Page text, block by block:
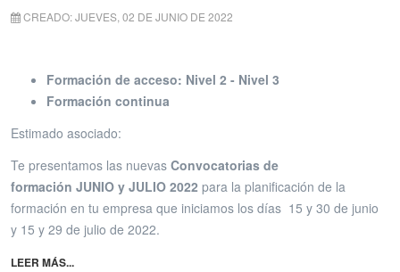
CREADO: JUEVES, 02 DE JUNIO DE 2022
Formación de acceso: Nivel 2 - Nivel 3
Formación continua
Estimado asociado:
Te presentamos las nuevas Convocatorias de
formación JUNIO y JULIO 2022 para la planificación de la
formación en tu empresa que iniciamos los días 15 y 30 de junio
y 15 y 29 de julio de 2022.
LEER MÁS...